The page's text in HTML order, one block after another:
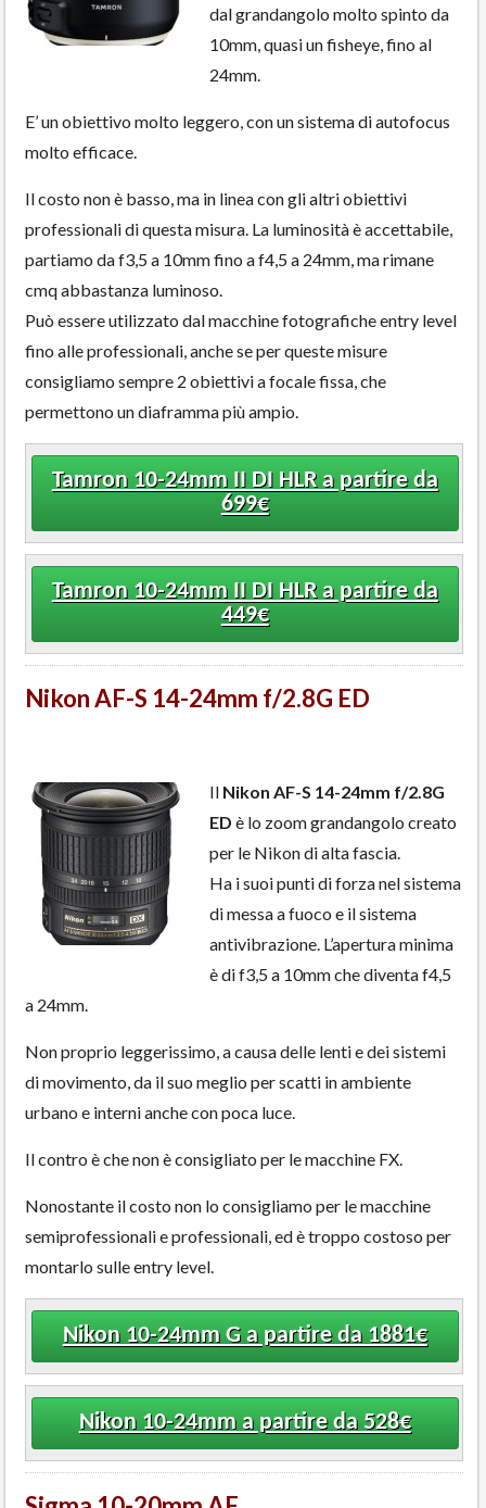
dal grandangolo molto spinto da
10mm, quasi un fisheye, fino al
24mm.
E’ un obiettivo molto leggero, con un sistema di autofocus
molto efficace.
Il costo non è basso, ma in linea con gli altri obiettivi
professionali di questa misura. La luminosità è accettabile,
partiamo da f3,5 a 10mm fino a f4,5 a 24mm, ma rimane
cmq abbastanza luminoso.
Può essere utilizzato dal macchine fotografiche entry level
fino alle professionali, anche se per queste misure
consigliamo sempre 2 obiettivi a focale fissa, che
permettono un diaframma più ampio.
Tamron 10-24mm II DI HLR a partire da
699€
Tamron 10-24mm II DI HLR a partire da
449€
Nikon AF-S 14-24mm f/2.8G ED
Il Nikon AF-S 14-24mm f/2.8G
ED è lo zoom grandangolo creato
per le Nikon di alta fascia.
Ha i suoi punti di forza nel sistema
di messa a fuoco e il sistema
antivibrazione. L’apertura minima
è di f3,5 a 10mm che diventa f4,5
a 24mm.
Non proprio leggerissimo, a causa delle lenti e dei sistemi
di movimento, da il suo meglio per scatti in ambiente
urbano e interni anche con poca luce.
Il contro è che non è consigliato per le macchine FX.
Nonostante il costo non lo consigliamo per le macchine
semiprofessionali e professionali, ed è troppo costoso per
montarlo sulle entry level.
Nikon 10-24mm G a partire da 1881€
Nikon 10-24mm a partire da 528€